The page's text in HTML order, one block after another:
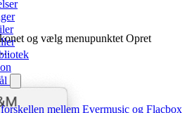
mellem Evermusic og Flacbox
og vælg menupunktet Opret